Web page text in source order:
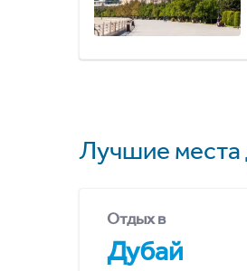
Лучшие места
Отдых в
Дубай